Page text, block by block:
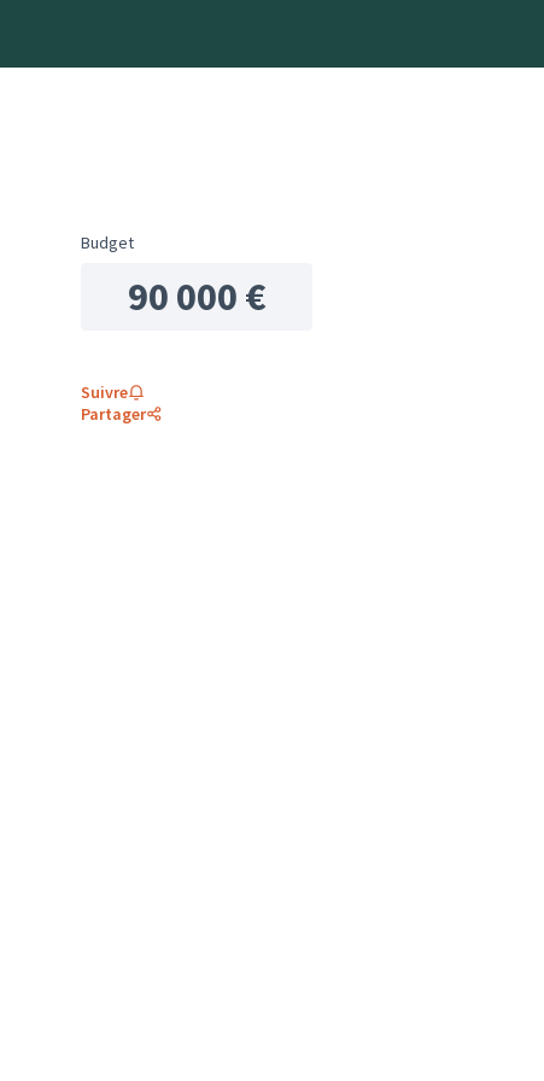
de vie
localisation : 9e arrondissement
Budget
90 000 €
Suivre
Partager